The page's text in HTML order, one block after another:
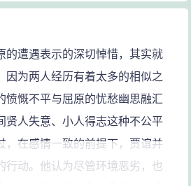
世人都认为卞随、伯夷恶浊啊，
（认为）宝剑莫邪粗钝啊，铅质
法施展，屈原你无故遇祸啊！这
而把瓦盆当成了宝物啊；乘坐、
啊，反让骏马吃力的去拖盐车
履反高高再上；这种倒行逆施的
叹先生你真不幸啊，竟遭遇到这
遭遇表示的深切悼惜，其实就
因为两人经历有着太多的相似之
愤慨不平与屈原的忧愁幽思融汇
贤人失意、小人得志这种不公平
，在感情一致的前提下，贾谊并
行动。他认为尽管环境恶劣，也